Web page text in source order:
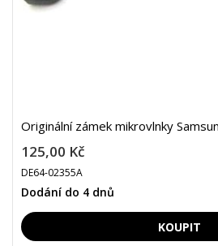
Originální zámek mikrovlnky
125,00 Kč
DE64-02355A
Dodání do 4 dnů